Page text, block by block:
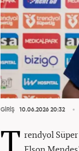
GİRİŞ 10.06.2026 20:32
T rendyol